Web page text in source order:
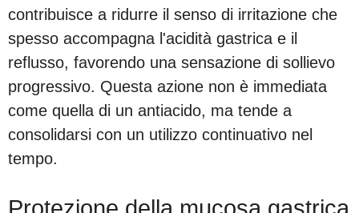
contribuisce a ridurre il senso di irritazione che
spesso accompagna l'acidità gastrica e il
reflusso, favorendo una sensazione di sollievo
progressivo. Questa azione non è immediata
come quella di un antiacido, ma tende a
consolidarsi con un utilizzo continuativo nel
tempo.
Protezione della mucosa gastrica